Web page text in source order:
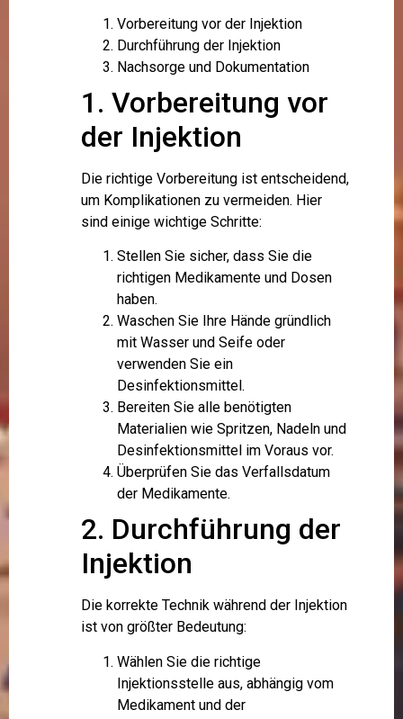
Vorbereitung vor der Injektion
Durchführung der Injektion
Nachsorge und Dokumentation
1. Vorbereitung vor
der Injektion
Die richtige Vorbereitung ist entscheidend,
um Komplikationen zu vermeiden. Hier
sind einige wichtige Schritte:
Stellen Sie sicher, dass Sie die
richtigen Medikamente und Dosen
haben.
Waschen Sie Ihre Hände gründlich
mit Wasser und Seife oder
verwenden Sie ein
Desinfektionsmittel.
Bereiten Sie alle benötigten
Materialien wie Spritzen, Nadeln und
Desinfektionsmittel im Voraus vor.
Überprüfen Sie das Verfallsdatum
der Medikamente.
2. Durchführung der
Injektion
Die korrekte Technik während der Injektion
ist von größter Bedeutung:
Wählen Sie die richtige
Injektionsstelle aus, abhängig vom
Medikament und der